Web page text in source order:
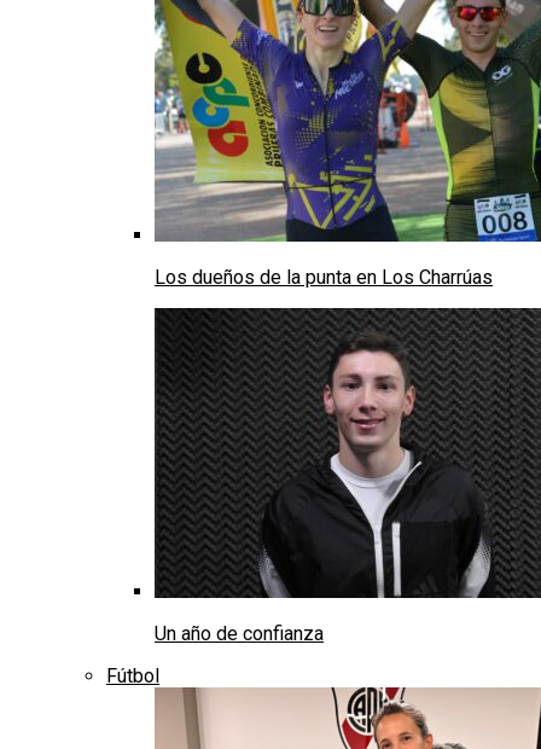
Los dueños de la punta en Los Charrúas
Un año de confianza
Fútbol